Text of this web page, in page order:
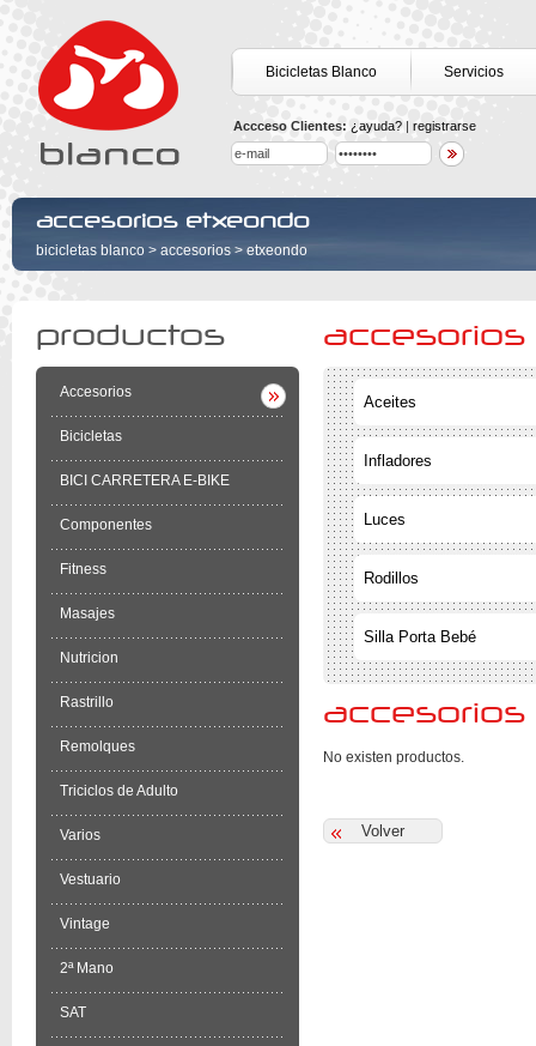
Bicicletas Blanco Servicios
Accceso Clientes: ¿ayuda? | registrarse
accesorios etxeondo
bicicletas blanco > accesorios > etxeondo
productos
Accesorios
Bicicletas
BICI CARRETERA E-BIKE
Componentes
Fitness
Masajes
Nutricion
Rastrillo
Remolques
Triciclos de Adulto
Varios
Vestuario
Vintage
2ª Mano
SAT
accesorios
Aceites
Infladores
Luces
Rodillos
Silla Porta Bebé
accesorios
No existen productos.